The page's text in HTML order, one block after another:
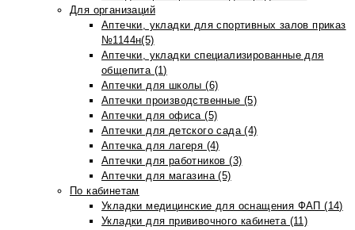
Для организаций
Аптечки, укладки для спортивных залов приказ
№1144н(5)
Аптечки, укладки специализированные для
общепита (1)
Аптечки для школы (6)
Аптечки производственные (5)
Аптечки для офиса (5)
Аптечки для детского сада (4)
Аптечка для лагеря (4)
Аптечки для работников (3)
Аптечки для магазина (5)
По кабинетам
Укладки медицинские для оснащения ФАП (14)
Укладки для прививочного кабинета (11)